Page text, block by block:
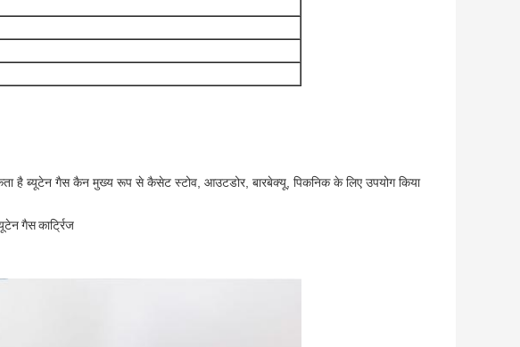
है ब्यूटेन गैस कैन मुख्य रूप से कैसेट स्टोव, आउटडोर, बारबेक्यू, पिकनिक के लिए उपयोग किया
गैस कार्ट्रिज